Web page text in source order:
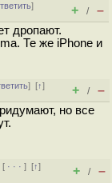
]
+ / –
дропают.
Те же iPhone и
][↑]
+ / –
но все
[ · · ·][↑]
+ / –